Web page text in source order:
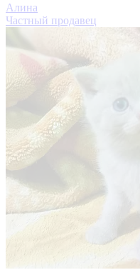
Алина
Частный продавец